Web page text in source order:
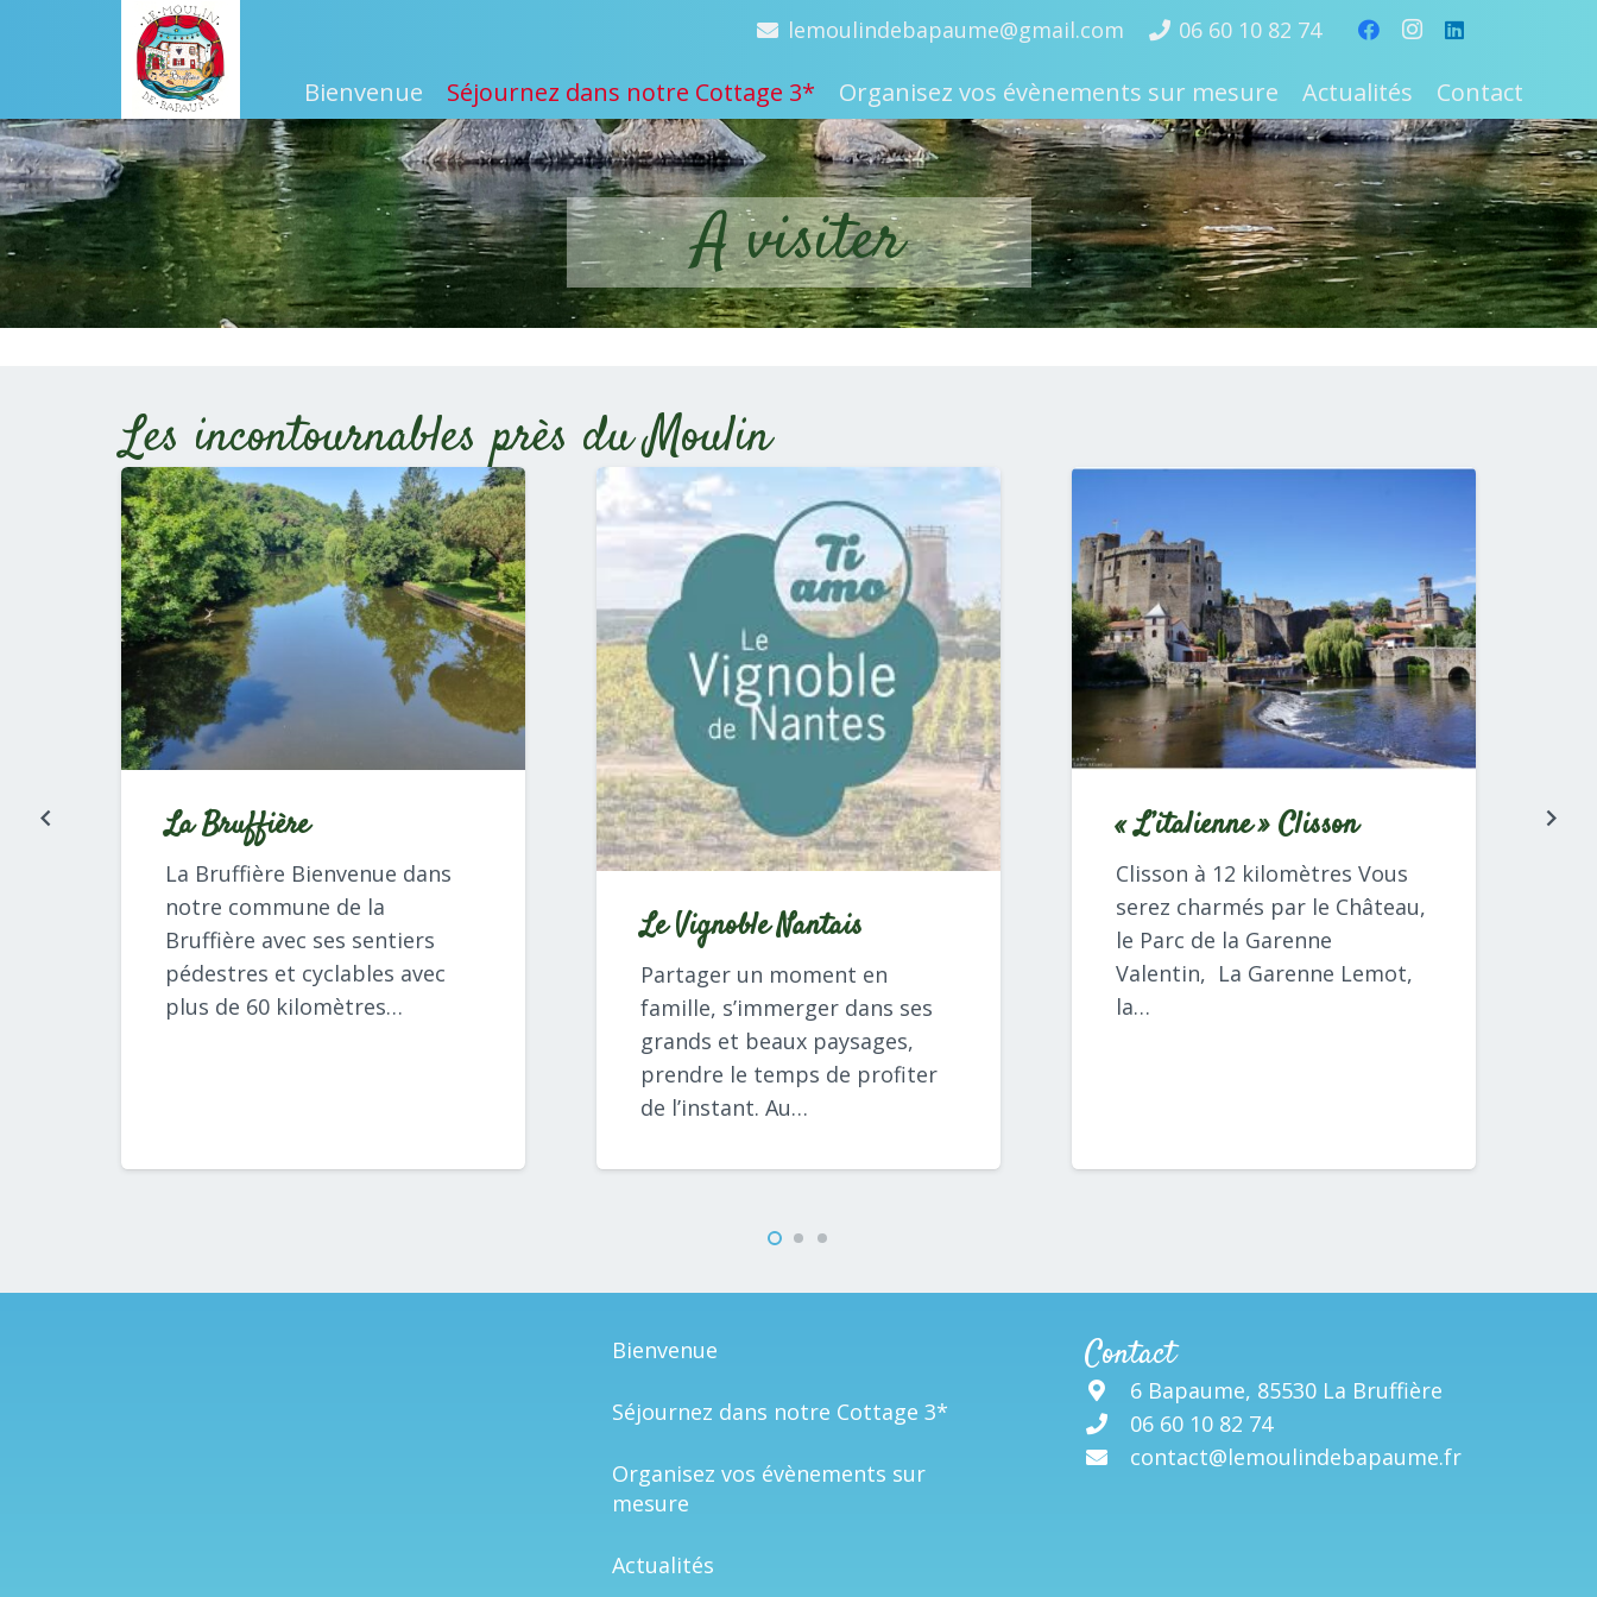
lemoulindebapaume@gmail.com 06 60 10 82 74
Bienvenue Séjournez dans notre Cottage 3* Organisez vos évènements sur mesure Actualités Contact
A visiter
Les incontournables près du Moulin
La Bruffière
La Bruffière Bienvenue dans
notre commune de la
Bruffière avec ses sentiers
pédestres et cyclables avec
plus de 60 kilomètres…
Le Vignoble Nantais
Partager un moment en
famille, s’immerger dans ses
grands et beaux paysages,
prendre le temps de profiter
de l’instant. Au…
« L’italienne » Clisson
Clisson à 12 kilomètres Vous
serez charmés par le Château,
le Parc de la Garenne
Valentin, La Garenne Lemot,
la…
Bienvenue
Séjournez dans notre Cottage 3*
Organisez vos évènements sur
mesure
Actualités
Contact
6 Bapaume, 85530 La Bruffière
06 60 10 82 74
contact@lemoulindebapaume.fr